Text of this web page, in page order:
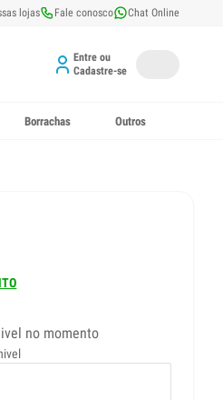
lojas Fale conosco Chat Online
Entre ou
Cadastre-se
Borrachas Outros
no momento